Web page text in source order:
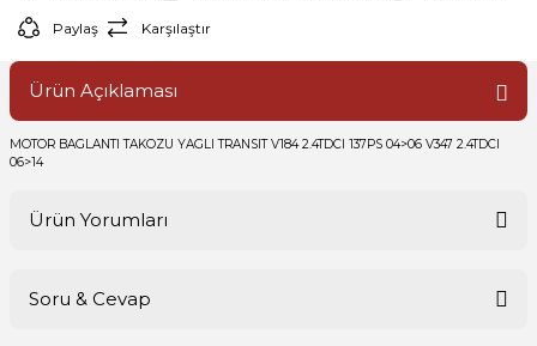
Paylaş Karşılaştır
Ürün Açıklaması
MOTOR BAGLANTI TAKOZU YAGLI TRANSIT V184 2.4TDCI 137PS 04>06 V347 2.4TDCI
06>14
Ürün Yorumları
Soru & Cevap